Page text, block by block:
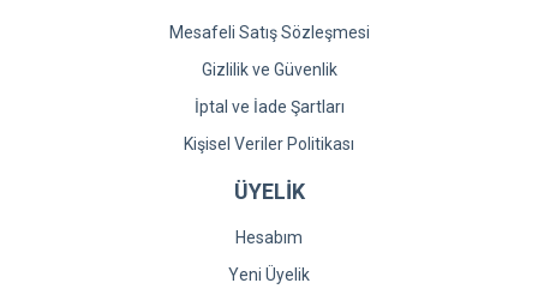
Mesafeli Satış Sözleşmesi
Gizlilik ve Güvenlik
İptal ve İade Şartları
Kişisel Veriler Politikası
ÜYELİK
Hesabım
Yeni Üyelik